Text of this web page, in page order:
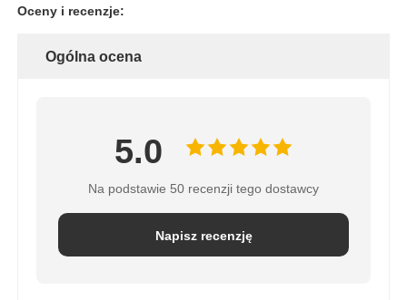
Żywica jonowymienna
Zawór sterujący filtrem
Oceny i recenzje:
Ogólna ocena
5.0
Na podstawie 50 recenzji tego dostawcy
Napisz recenzję